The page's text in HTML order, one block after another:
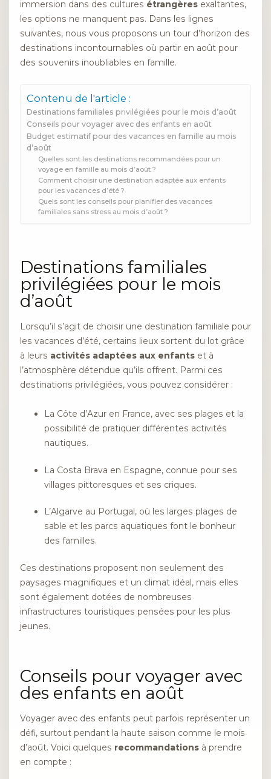
immersion dans des cultures étrangères exaltantes,
les options ne manquent pas. Dans les lignes
suivantes, nous vous proposons un tour d’horizon des
destinations incontournables où partir en août pour
des souvenirs inoubliables en famille.
Contenu de l'article :
Destinations familiales privilégiées pour le mois d’août
Conseils pour voyager avec des enfants en août
Budget estimatif pour des vacances en famille au mois
d’août
Quelles sont les destinations recommandées pour un
voyage en famille au mois d’août ?
Comment choisir une destination adaptée aux enfants
pour les vacances d’été ?
Quels sont les conseils pour planifier des vacances
familiales sans stress au mois d’août ?
Destinations familiales
privilégiées pour le mois
d’août
Lorsqu’il s’agit de choisir une destination familiale pour
les vacances d’été, certains lieux sortent du lot grâce
à leurs activités adaptées aux enfants et à
l’atmosphère détendue qu’ils offrent. Parmi ces
destinations privilégiées, vous pouvez considérer :
La Côte d’Azur en France, avec ses plages et la
possibilité de pratiquer différentes activités
nautiques.
La Costa Brava en Espagne, connue pour ses
villages pittoresques et ses criques.
L’Algarve au Portugal, où les larges plages de
sable et les parcs aquatiques font le bonheur
des familles.
Ces destinations proposent non seulement des
paysages magnifiques et un climat idéal, mais elles
sont également dotées de nombreuses
infrastructures touristiques pensées pour les plus
jeunes.
Conseils pour voyager avec
des enfants en août
Voyager avec des enfants peut parfois représenter un
défi, surtout pendant la haute saison comme le mois
d’août. Voici quelques recommandations à prendre
en compte :